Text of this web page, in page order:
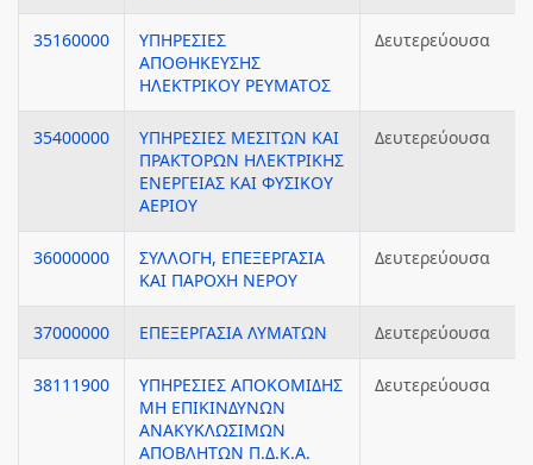
35160000
ΥΠΗΡΕΣΙΕΣ
ΑΠΟΘΗΚΕΥΣΗΣ
ΗΛΕΚΤΡΙΚΟΥ ΡΕΥΜΑΤΟΣ
Δευτερεύουσα
35400000
ΥΠΗΡΕΣΙΕΣ ΜΕΣΙΤΩΝ ΚΑΙ
ΠΡΑΚΤΟΡΩΝ ΗΛΕΚΤΡΙΚΗΣ
ΕΝΕΡΓΕΙΑΣ ΚΑΙ ΦΥΣΙΚΟΥ
ΑΕΡΙΟΥ
Δευτερεύουσα
36000000
ΣΥΛΛΟΓΗ, ΕΠΕΞΕΡΓΑΣΙΑ
ΚΑΙ ΠΑΡΟΧΗ ΝΕΡΟΥ
Δευτερεύουσα
37000000 ΕΠΕΞΕΡΓΑΣΙΑ ΛΥΜΑΤΩΝ Δευτερεύουσα
38111900
ΥΠΗΡΕΣΙΕΣ ΑΠΟΚΟΜΙΔΗΣ
ΜΗ ΕΠΙΚΙΝΔΥΝΩΝ
ΑΝΑΚΥΚΛΩΣΙΜΩΝ
ΑΠΟΒΛΗΤΩΝ Π.Δ.Κ.Α.
Δευτερεύουσα